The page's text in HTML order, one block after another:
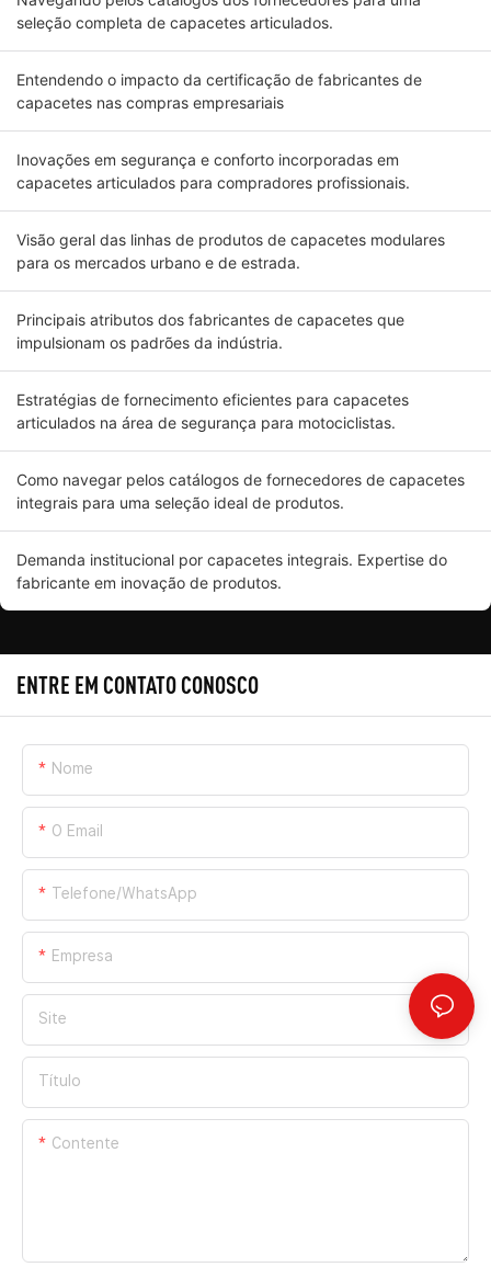
seleção completa de capacetes articulados.
Entendendo o impacto da certificação de fabricantes de
capacetes nas compras empresariais
Inovações em segurança e conforto incorporadas em
capacetes articulados para compradores profissionais.
Visão geral das linhas de produtos de capacetes modulares
para os mercados urbano e de estrada.
Principais atributos dos fabricantes de capacetes que
impulsionam os padrões da indústria.
Estratégias de fornecimento eficientes para capacetes
articulados na área de segurança para motociclistas.
Como navegar pelos catálogos de fornecedores de capacetes
integrais para uma seleção ideal de produtos.
Demanda institucional por capacetes integrais. Expertise do
fabricante em inovação de produtos.
ENTRE EM CONTATO CONOSCO
Nome
O Email
Telefone/WhatsApp
Empresa
Site
Título
Contente